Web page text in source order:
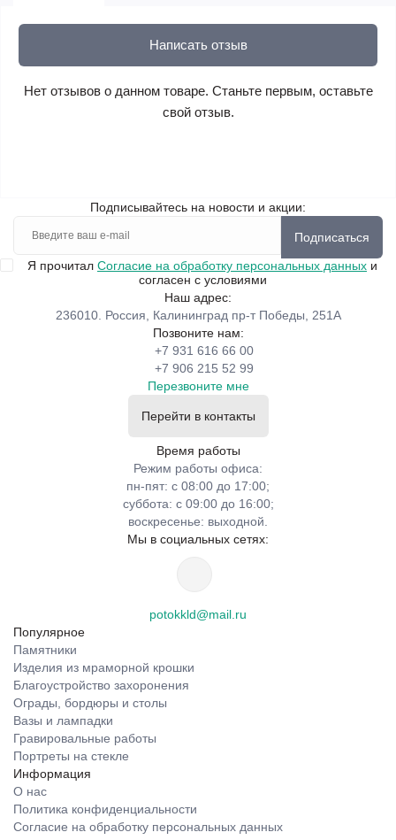
Написать отзыв
Нет отзывов о данном товаре. Станьте первым, оставьте
свой отзыв.
Подписывайтесь на новости и акции:
Подписаться
Я прочитал Согласие на обработку персональных данных и
согласен с условиями
Наш адрес:
236010. Россия, Калининград пр-т Победы, 251А
Позвоните нам:
+7 931 616 66 00
+7 906 215 52 99
Перезвоните мне
Перейти в контакты
Время работы
Режим работы офиса:
пн-пят: с 08:00 до 17:00;
суббота: с 09:00 до 16:00;
воскресенье: выходной.
Мы в социальных сетях:
potokkld@mail.ru
Популярное
Памятники
Изделия из мраморной крошки
Благоустройство захоронения
Ограды, бордюры и столы
Вазы и лампадки
Гравировальные работы
Портреты на стекле
Информация
О нас
Политика конфиденциальности
Согласие на обработку персональных данных